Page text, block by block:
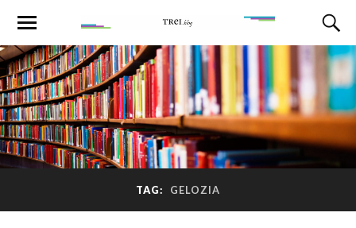
TAG: GELOZIA